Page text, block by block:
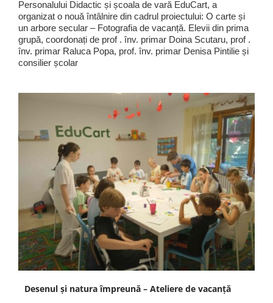
Personalului Didactic și școala de vară EduCart, a
organizat o nouă întâlnire din cadrul proiectului: O carte și
un arbore secular – Fotografia de vacanță. Elevii din prima
grupă, coordonați de prof . înv. primar Doina Scutaru, prof .
înv. primar Raluca Popa, prof. înv. primar Denisa Pintilie și
consilier școlar
Desenul și natura împreună – Ateliere de vacanță